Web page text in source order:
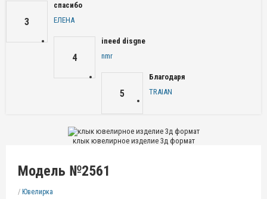
3
спасибо
ЕЛЕНА
4
ineed disgne
nmr
5
Благодаря
TRAIAN
клык ювелирное изделие 3д формат
Модель №2561
/ Ювелирка